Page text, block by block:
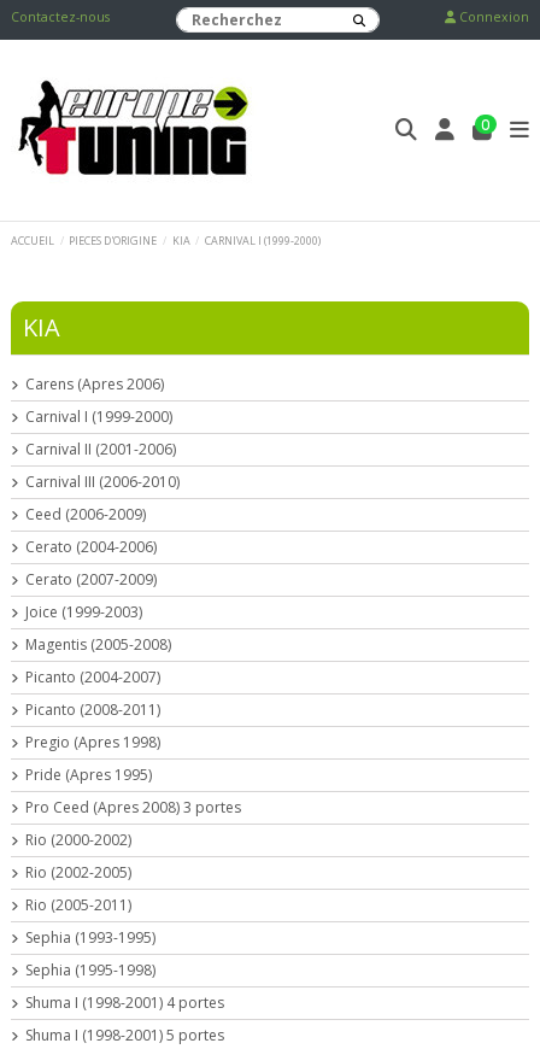
Contactez-nous Connexion
0
ACCUEIL PIECES D'ORIGINE KIA CARNIVAL I (1999-2000)
KIA
Carens (Apres 2006)
Carnival I (1999-2000)
Carnival II (2001-2006)
Carnival III (2006-2010)
Ceed (2006-2009)
Cerato (2004-2006)
Cerato (2007-2009)
Joice (1999-2003)
Magentis (2005-2008)
Picanto (2004-2007)
Picanto (2008-2011)
Pregio (Apres 1998)
Pride (Apres 1995)
Pro Ceed (Apres 2008) 3 portes
Rio (2000-2002)
Rio (2002-2005)
Rio (2005-2011)
Sephia (1993-1995)
Sephia (1995-1998)
Shuma I (1998-2001) 4 portes
Shuma I (1998-2001) 5 portes